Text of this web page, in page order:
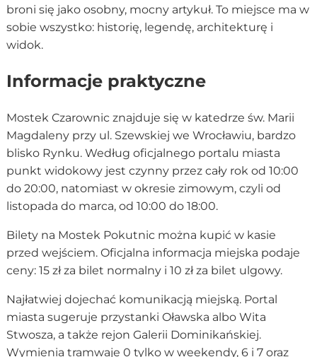
broni się jako osobny, mocny artykuł. To miejsce ma w
sobie wszystko: historię, legendę, architekturę i
widok.
Informacje praktyczne
Mostek Czarownic znajduje się w katedrze św. Marii
Magdaleny przy ul. Szewskiej we Wrocławiu, bardzo
blisko Rynku. Według oficjalnego portalu miasta
punkt widokowy jest czynny przez cały rok od 10:00
do 20:00, natomiast w okresie zimowym, czyli od
listopada do marca, od 10:00 do 18:00.
Bilety na Mostek Pokutnic można kupić w kasie
przed wejściem. Oficjalna informacja miejska podaje
ceny: 15 zł za bilet normalny i 10 zł za bilet ulgowy.
Najłatwiej dojechać komunikacją miejską. Portal
miasta sugeruje przystanki Oławska albo Wita
Stwosza, a także rejon Galerii Dominikańskiej.
Wymienia tramwaje 0 tylko w weekendy, 6 i 7 oraz